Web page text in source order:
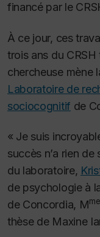
financé par le
À ce jour, ces
trois ans du
chercheuse mène
Laboratoire de
sociocognitif de
« Je suis
succès n’a rien
du laboratoire,
de psychologie à
de Concordia, Mme
thèse de Maxine